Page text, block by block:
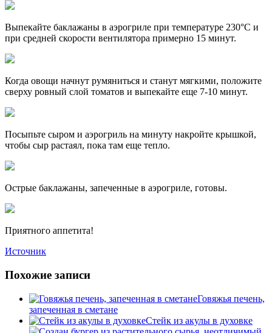
Выпекайте баклажаны в аэрогриле при температуре 230°C и
при средней скорости вентилятора примерно 15 минут.
Когда овощи начнут румяниться и станут мягкими, положите
сверху ровный слой томатов и выпекайте еще 7-10 минут.
Посыпьте сыром и аэрогриль на минуту накройте крышкой,
чтобы сыр растаял, пока там еще тепло.
Острые баклажаны, запеченные в аэрогриле, готовы.
Приятного аппетита!
Источник
Похожие записи
Говяжья печень,
запеченная в сметане
Стейк из акулы в духовке